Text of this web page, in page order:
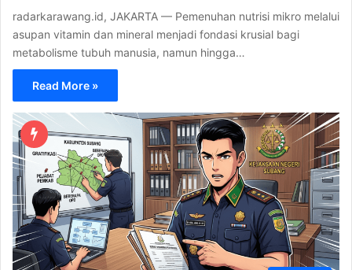
radarkarawang.id, JAKARTA — Pemenuhan nutrisi mikro melalui
asupan vitamin dan mineral menjadi fondasi krusial bagi
metabolisme tubuh manusia, namun hingga…
Read More »